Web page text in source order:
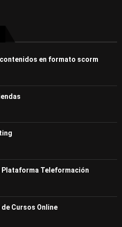
en formato scorm
Plataforma Teleformación
Cursos Online